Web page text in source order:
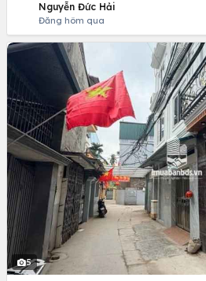
Nguyễn Đức Hải
Đăng hôm qua
5